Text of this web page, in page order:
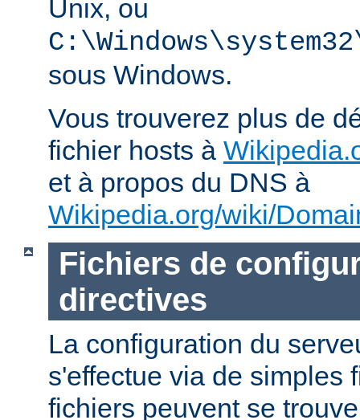
Unix, ou
sous Windows.
Vous trouverez plus de
fichier hosts à
et à propos du DNS à
Wikipedia.org/wiki/
Fichiers de
directives
La configuration du
s'effectue via de simples
fichiers peuvent se